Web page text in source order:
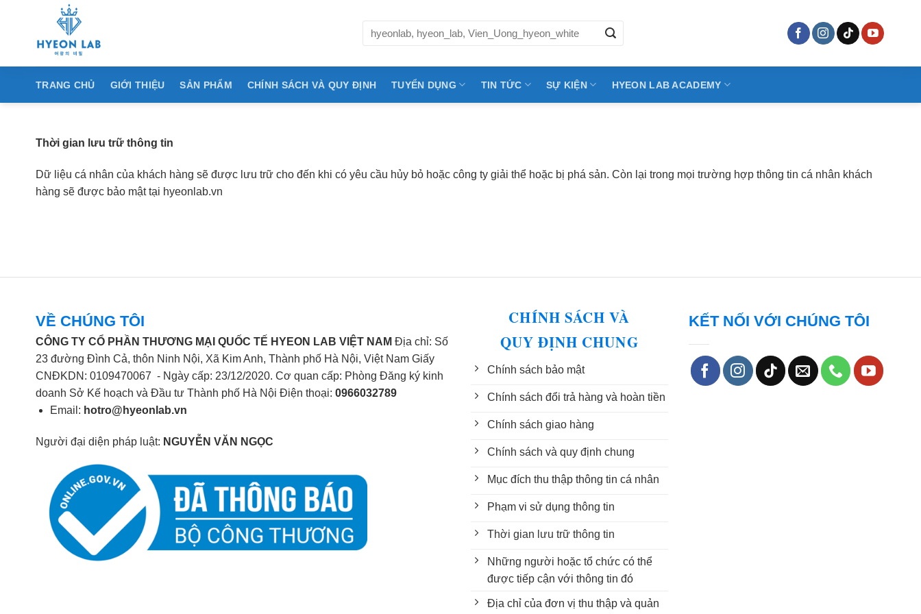
kiếm:
TRANG CHỦ GIỚI THIỆU SẢN PHẨM CHÍNH SÁCH VÀ QUY ĐỊNH TUYỂN DỤNG TIN TỨC SỰ KIỆN HYEON LAB ACADEMY
Thời gian lưu trữ thông tin
Dữ liệu cá nhân của khách hàng sẽ được lưu trữ cho đến khi có yêu cầu hủy bỏ hoặc công ty giải thể hoặc bị phá sản. Còn lại trong mọi trường hợp thông tin cá nhân khách
hàng sẽ được bảo mật tại hyeonlab.vn
VỀ CHÚNG TÔI
CÔNG TY CỔ PHẦN THƯƠNG MẠI QUỐC TẾ HYEON LAB VIỆT NAM Địa chỉ: Số
23 đường Đình Cả, thôn Ninh Nội, Xã Kim Anh, Thành phố Hà Nội, Việt Nam Giấy
CNĐKDN: 0109470067 - Ngày cấp: 23/12/2020. Cơ quan cấp: Phòng Đăng ký kinh
doanh Sở Kế hoạch và Đầu tư Thành phố Hà Nội Điện thoại: 0966032789
Email: hotro@hyeonlab.vn
Người đại diện pháp luật: NGUYỄN VĂN NGỌC
CHÍNH SÁCH VÀ
QUY ĐỊNH CHUNG
Chính sách bảo mật
Chính sách đổi trả hàng và hoàn tiền
Chính sách giao hàng
Chính sách và quy định chung
Mục đích thu thập thông tin cá nhân
Phạm vi sử dụng thông tin
Thời gian lưu trữ thông tin
Những người hoặc tổ chức có thể
được tiếp cận với thông tin đó
Địa chỉ của đơn vị thu thập và quản
KẾT NỐI VỚI CHÚNG TÔI